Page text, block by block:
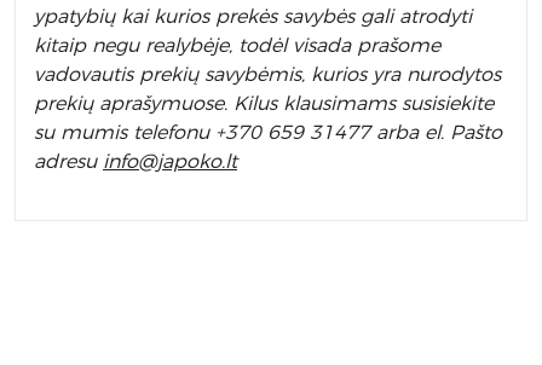
ypatybių kai kurios prekės savybės gali atrodyti
kitaip negu realybėje, todėl visada prašome
vadovautis prekių savybėmis, kurios yra nurodytos
prekių aprašymuose. Kilus klausimams susisiekite
su mumis telefonu +370 659 31477 arba el. Pašto
adresu info@japoko.lt